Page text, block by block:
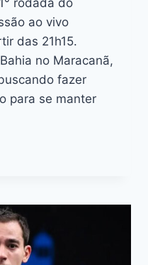
rodada do
ao vivo
das 21h15.
no Maracanã,
fazer
para se manter